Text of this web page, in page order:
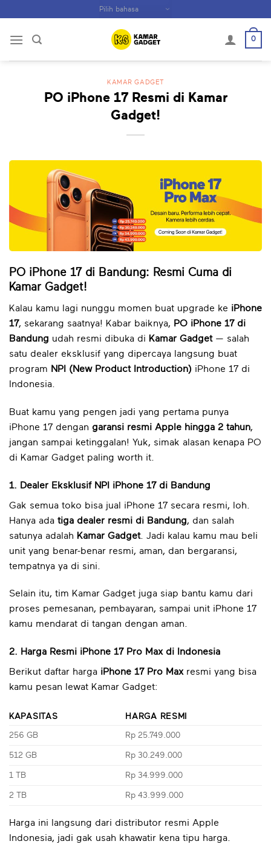
content
0
KAMAR GADGET
PO iPhone 17 Resmi di Kamar
Gadget!
PO iPhone 17 di Bandung: Resmi Cuma di
Kamar Gadget!
Kalau kamu lagi nunggu momen buat upgrade ke iPhone
17, sekarang saatnya! Kabar baiknya, PO iPhone 17 di
Bandung udah resmi dibuka di Kamar Gadget— salah
satu dealer eksklusif yang dipercaya langsung buat
program NPI (New Product Introduction) iPhone 17 di
Indonesia.
Buat kamu yang pengen jadi yang pertama punya
iPhone 17 dengan garansi resmi Apple hingga 2 tahun,
jangan sampai ketinggalan! Yuk, simak alasan kenapa PO
di Kamar Gadget paling worth it.
1. Dealer Eksklusif NPI iPhone 17 di Bandung
Gak semua toko bisa jual iPhone 17 secara resmi, loh.
Hanya ada tiga dealer resmi di Bandung, dan salah
satunya adalah Kamar Gadget. Jadi kalau kamu mau beli
unit yang benar-benar resmi, aman, dan bergaransi,
tempatnya ya di sini.
Selain itu, tim Kamar Gadget juga siap bantu kamu dari
proses pemesanan, pembayaran, sampai unit iPhone 17
kamu mendarat di tangan dengan aman.
2. Harga Resmi iPhone 17 Pro Max di Indonesia
Berikut daftar harga iPhone 17 Pro Maxresmi yang bisa
kamu pesan lewat Kamar Gadget:
KAPASITAS HARGA RESMI
256 GB Rp 25.749.000
512 GB Rp 30.249.000
1 TB Rp 34.999.000
2 TB Rp 43.999.000
Harga ini langsung dari distributor resmi Apple
Indonesia, jadi gak usah khawatir kena tipu harga.